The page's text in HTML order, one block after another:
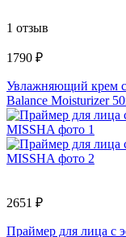
1 отзыв
1790 ₽
Увлажняющий крем
Balance Moisturizer
2651 ₽
Праймер для лица с